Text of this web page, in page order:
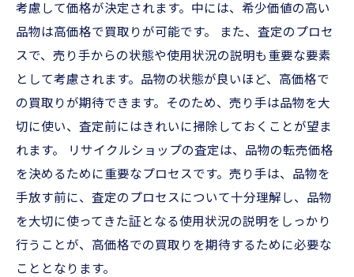
考慮して価格が決定されます。中には、希少価値の高い
品物は高価格で買取りが可能です。 また、査定のプロセ
スで、売り手からの状態や使用状況の説明も重要な要素
として考慮されます。品物の状態が良いほど、高価格で
の買取りが期待できます。そのため、売り手は品物を大
切に使い、査定前にはきれいに掃除しておくことが望ま
れます。 リサイクルショップの査定は、品物の転売価格
を決めるために重要なプロセスです。売り手は、品物を
手放す前に、査定のプロセスについて十分理解し、品物
を大切に使ってきた証となる使用状況の説明をしっかり
行うことが、高価格での買取りを期待するために必要な
こととなります。